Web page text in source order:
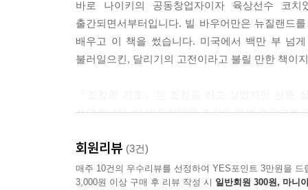
바로 나이키의 공동창업자이자 육상선수 코
출간되면서부터입니다. 빌 바우어만은 뉴질랜드
배우고 이 책을 썼습니다. 미국에서 백만 부 넘
불러일으킨, 달리기의 고전이라고 불릴 만한 책이
쓰였습니다. 빌 바우어만은 조깅이 평생 습관으로
운동선수If you have a body, you are an
북돋아 줍니다.
회원리뷰 (3건)
매주 10건의 우수리뷰를 선정하여 YES포인트 3만원을 드
3,000원 이상 구매 후 리뷰 작성 시 일반회원 300원, 마니